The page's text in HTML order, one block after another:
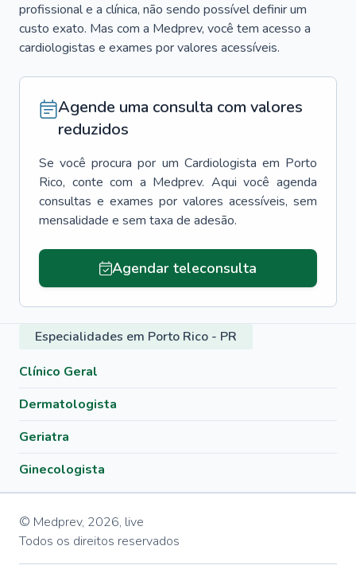
profissional e a clínica, não sendo possível definir um
custo exato. Mas com a Medprev, você tem acesso a
cardiologistas e exames por valores acessíveis.
Agende uma consulta com valores
reduzidos
Se você procura por um Cardiologista em Porto
Rico, conte com a Medprev. Aqui você agenda
consultas e exames por valores acessíveis, sem
mensalidade e sem taxa de adesão.
Agendar teleconsulta
Especialidades em Porto Rico - PR
Clínico Geral
Dermatologista
Geriatra
Ginecologista
© Medprev, 2026, live
Todos os direitos reservados